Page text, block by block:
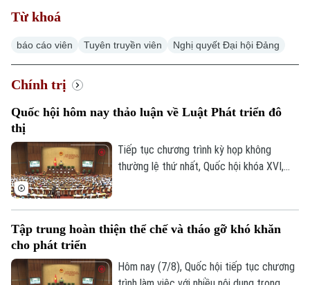
Hà Nội
Chính trị
Xã hội
An ninh trật tự
Công nghệ
Hà Nội
Người Hà Nội
Khoảnh khắc Hà Nội
Ẩm thực
Thế giới
Quân sự
Hồ sơ
Người Việt 4 phương
Tin tức
Cafe sáng
Tài chính Ngân hàng
Doanh nghiệp
Nhà đất
Tin tức
Đầu tư
Căn hộ
Đất đai
Tàu và Xe
Tàu
Xe máy
Văn hóa
Từ khoá
báo cáo viên Tuyên truyền viên Nghị quyết Đại hội Đảng
Chính trị
Quốc hội hôm nay thảo luận về Luật Phát triển đô
thị
Tiếp tục chương trình kỳ họp không
thường lệ thứ nhất, Quốc hội khóa XVI,
triển đô thị.
Tập trung hoàn thiện thể chế và tháo gỡ khó khăn
cho phát triển
Hôm nay (7/8), Quốc hội tiếp tục chương